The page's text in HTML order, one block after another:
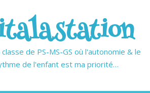
de PS-MS-GS où l'autonomie & le
de l'enfant est ma priorité…